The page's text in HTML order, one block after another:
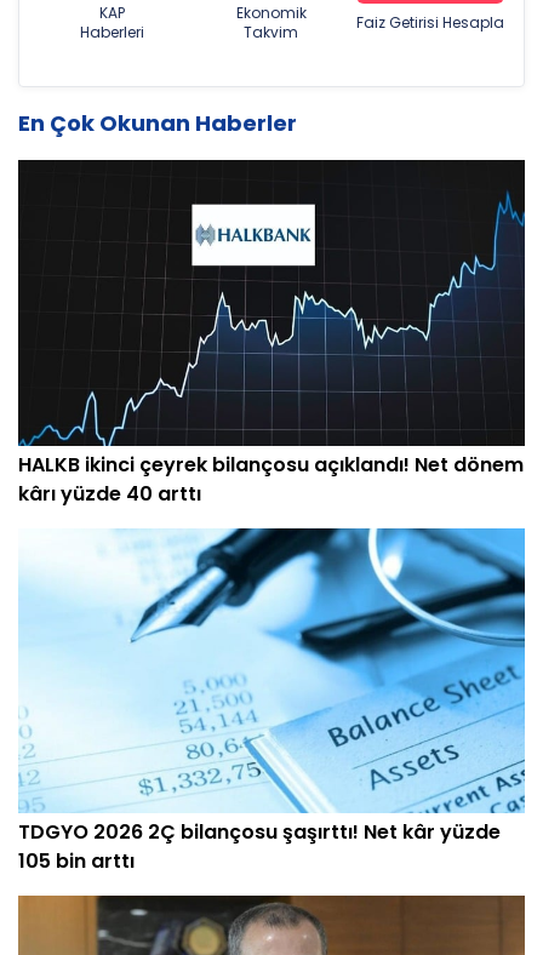
KAP
Haberleri
Ekonomik
Takvim
Faiz Getirisi Hesapla
En Çok Okunan Haberler
HALKB ikinci çeyrek bilançosu açıklandı! Net dönem
kârı yüzde 40 arttı
TDGYO 2026 2Ç bilançosu şaşırttı! Net kâr yüzde
105 bin arttı